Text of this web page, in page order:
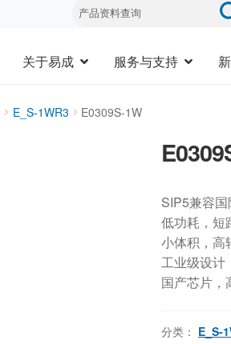
关于易成 服务与支持
E_S-1WR3 E0309S-1W
SIP5兼容
低功耗，短
小体积，高
工业级设计
国产芯片，
分类： E_S-